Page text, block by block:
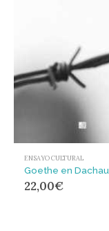
ENSAYO CULTURAL
Goethe en Dachau
22,00€